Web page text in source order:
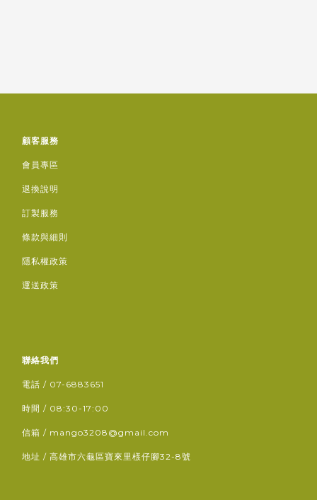
顧客服務
會員專區
退換說明
訂製服務
條款與細則
隱私權政策
運送政策
聯絡我們
電話 / 07-6883651
時間 / 08:30-17:00
信箱 / mango3208@gmail.com
地址 / 高雄市六龜區寶來里檨仔腳32-8號